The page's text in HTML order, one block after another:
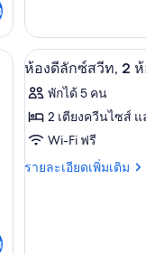
เตียง,
ปลอด
บุหรี่
(Group)
กับ
ห้อง
สวี
หลาย
เตียง,
บุหรี่
(Group)
หรี่ | เตารีด/โต๊ะรีดผ้า, Wi-
เปิด
ภาพถ่าย
ทั้งหมด
ของ
ห้อง
6
ห้องดีลักซ์สวีท, 2
พักได้ 5 คน
2 เตียงควีนไซส์ แ
Wi-Fi ฟรี
รายละเอียดเพิ่มเติม
ราย